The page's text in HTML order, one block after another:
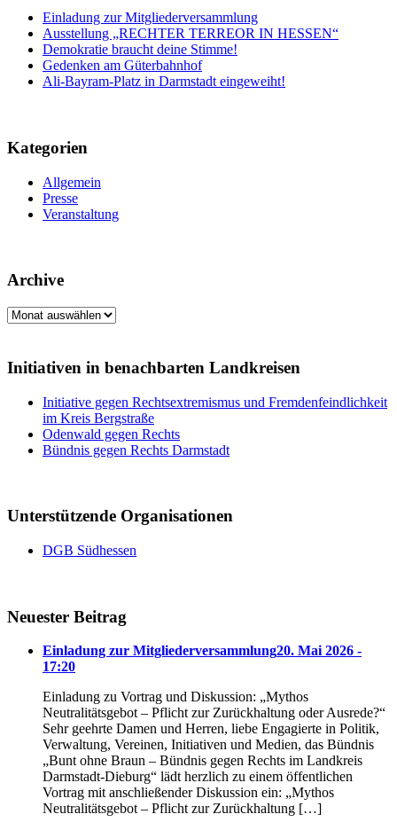
Einladung zur Mitgliederversammlung
Ausstellung „RECHTER TERREOR IN HESSEN“
Demokratie braucht deine Stimme!
Gedenken am Güterbahnhof
Ali-Bayram-Platz in Darmstadt eingeweiht!
Kategorien
Allgemein
Presse
Veranstaltung
Archive
Archive
Initiativen in benachbarten Landkreisen
Initiative gegen Rechtsextremismus und Fremdenfeindlichkeit
im Kreis Bergstraße
Odenwald gegen Rechts
Bündnis gegen Rechts Darmstadt
Unterstützende Organisationen
DGB Südhessen
Neuester Beitrag
Einladung zur Mitgliederversammlung20. Mai 2026 -
17:20
Einladung zu Vortrag und Diskussion: „Mythos
Neutralitätsgebot – Pflicht zur Zurückhaltung oder Ausrede?“
Sehr geehrte Damen und Herren, liebe Engagierte in Politik,
Verwaltung, Vereinen, Initiativen und Medien, das Bündnis
„Bunt ohne Braun – Bündnis gegen Rechts im Landkreis
Darmstadt-Dieburg“ lädt herzlich zu einem öffentlichen
Vortrag mit anschließender Diskussion ein: „Mythos
Neutralitätsgebot – Pflicht zur Zurückhaltung […]